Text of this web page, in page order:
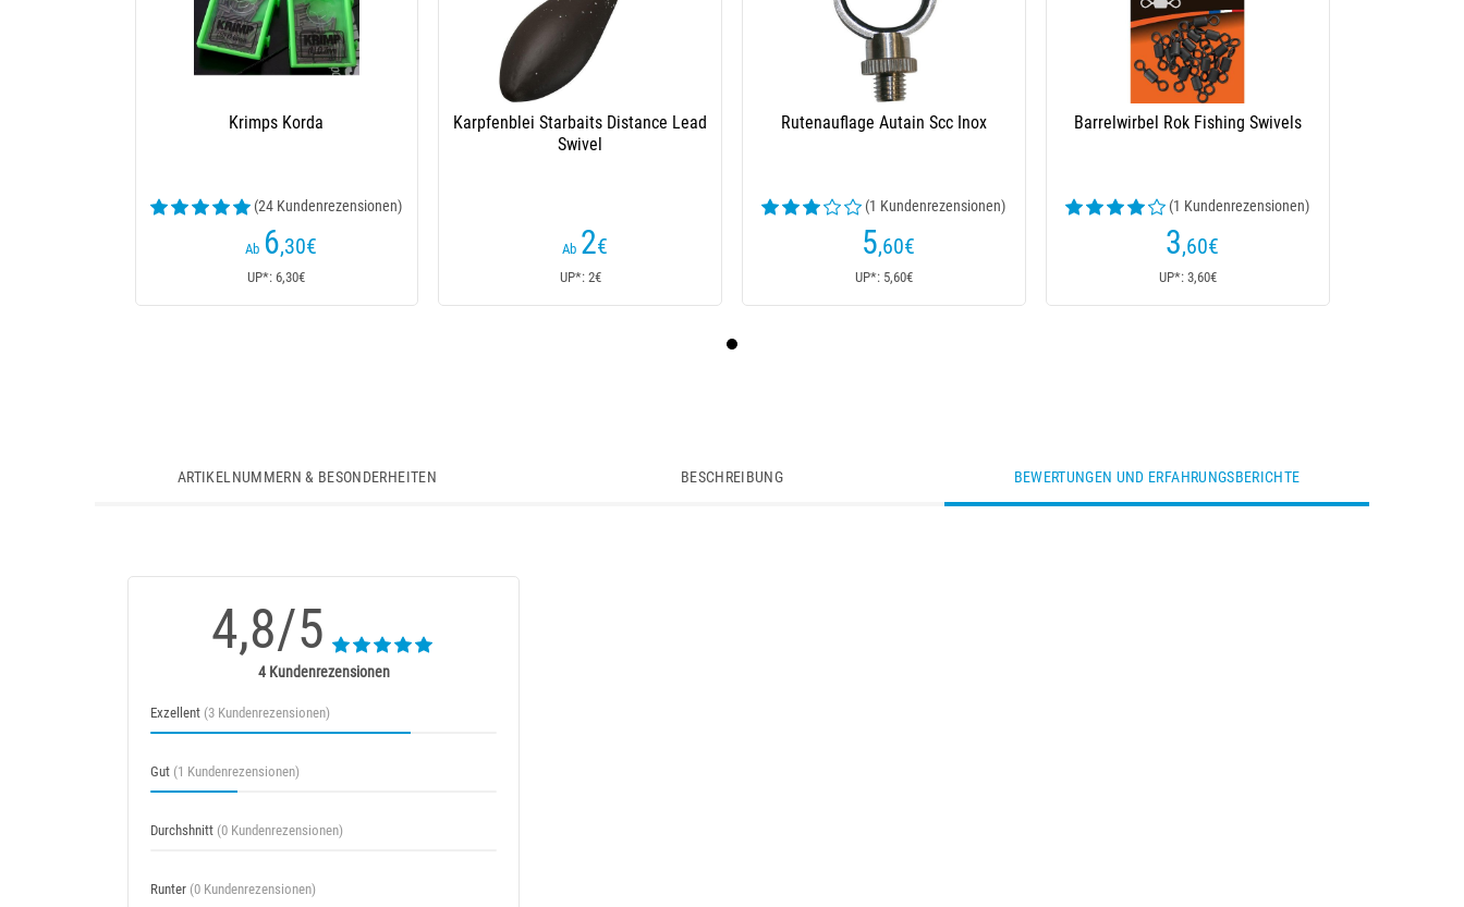
Krimps Korda
(24 Kundenrezensionen)
Ab 6,30€
UP*: 6,30€
Karpfenblei Starbaits Distance Lead
Swivel
Ab 2€
UP*: 2€
Rutenauflage Autain Scc Inox
(1 Kundenrezensionen)
5,60€
UP*: 5,60€
Barrelwirbel Rok Fishing Swivels
(1 Kundenrezensionen)
3,60€
UP*: 3,60€
ARTIKELNUMMERN & BESONDERHEITEN BESCHREIBUNG BEWERTUNGEN UND ERFAHRUNGSBERICHTE
4,8/5
4 Kundenrezensionen
Exzellent (3 Kundenrezensionen)
Gut (1 Kundenrezensionen)
Durchshnitt (0 Kundenrezensionen)
Runter (0 Kundenrezensionen)